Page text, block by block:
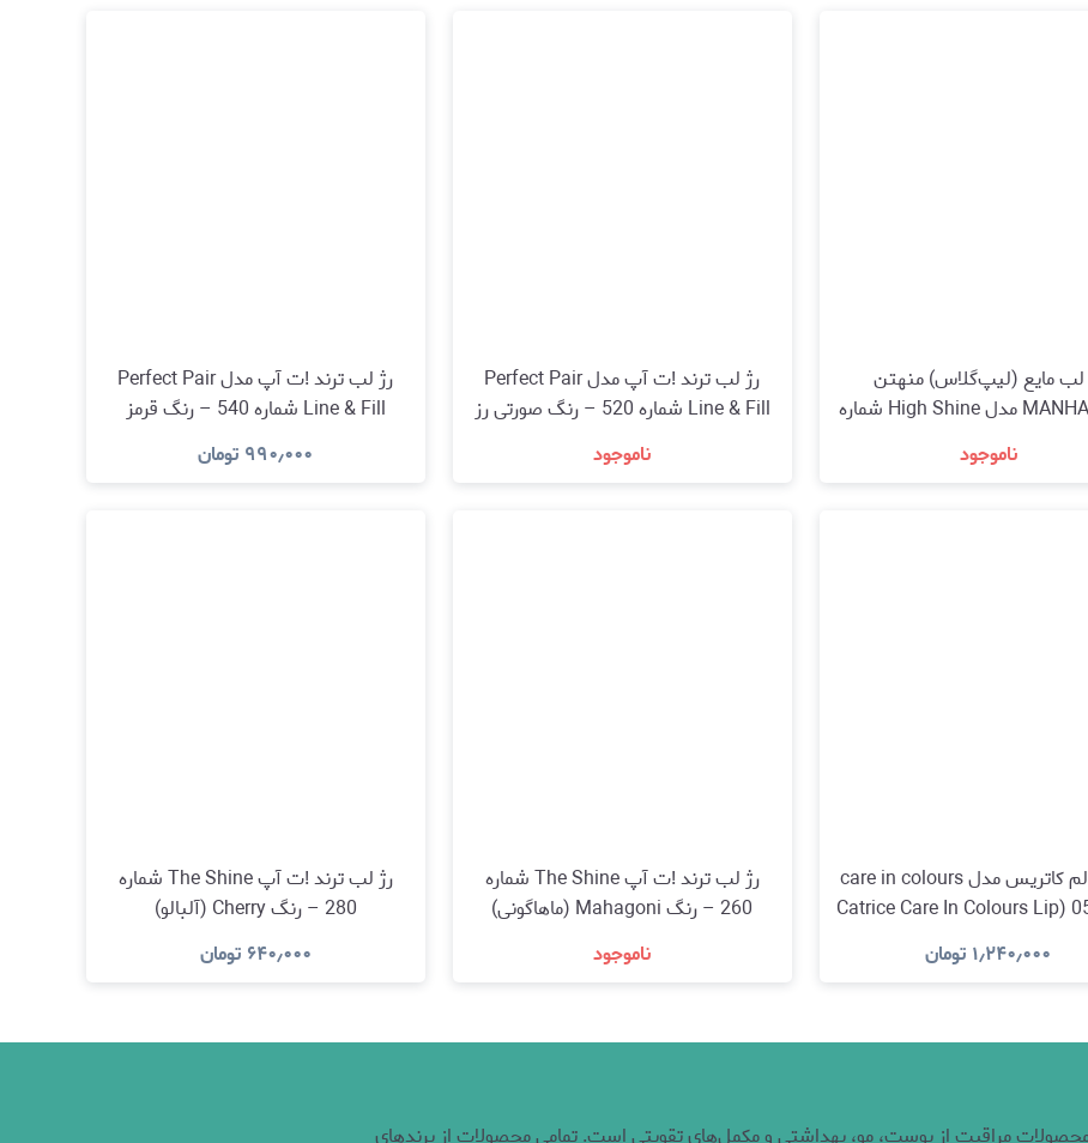
لب مایع (لیپ‌گلاس) منهتن
MANHATTAN مدل High Shine شماره
براق)
ناموجود
رژ لب ترند !ت آپ مدل Perfect Pair
Line & Fill شماره 520 – رنگ صورتی رز
تیره (trend !t up Lippenstift Perfect
Pair Line & Fill 520 Dark Rose Pink)
ناموجود
رژ لب ترند !ت آپ مدل Perfect Pair
Line & Fill شماره 540 – رنگ قرمز
یاقوتی (trend !t up Lippenstift Perfect
Pair Line & Fill 520 Dark Rose Pink)
۹۹۰٫۰۰۰ تومان
لیپ بالم کاتریس مدل care in colours
رنگ 050 (Catrice Care In Colours Lip
Balm, No. 050)
۱٫۲۴۰٫۰۰۰ تومان
رژ لب ترند !ت آپ The Shine شماره
260 – رنگ Mahagoni (ماهاگونی)
ناموجود
رژ لب ترند !ت آپ The Shine شماره
280 – رنگ Cherry (آلبالو)
۶۴۰٫۰۰۰ تومان
محصولات مراقبت از پوست، مو، بهداشتی و مکمل‌های تقویتی است. تمامی محصولات از برندهای